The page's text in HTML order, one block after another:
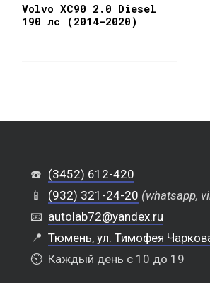
Volvo XC90 2.0 Diesel
190 лс (2014-2020)
☎️ (3452) 612-420
📱
(932) 321-24-20 (whatsapp,
📧 autolab72@yandex.ru
📍 Тюмень, ул. Тимофея
⏲️ Каждый день с 10 до 19